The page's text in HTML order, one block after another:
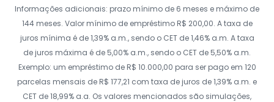
Informações adicionais: prazo mínimo de 6 meses e máximo de
144 meses. Valor mínimo de empréstimo R$ 200,00. A taxa de
juros mínima é de 1,39% a.m., sendo o CET de 1,46% a.m. A taxa
de juros máxima é de 5,00% a.m., sendo o CET de 5,50% a.m.
Exemplo: um empréstimo de R$ 10.000,00 para ser pago em 120
parcelas mensais de R$ 177,21 com taxa de juros de 1,39% a.m. e
CET de 18,99% a.a. Os valores mencionados são simulações,